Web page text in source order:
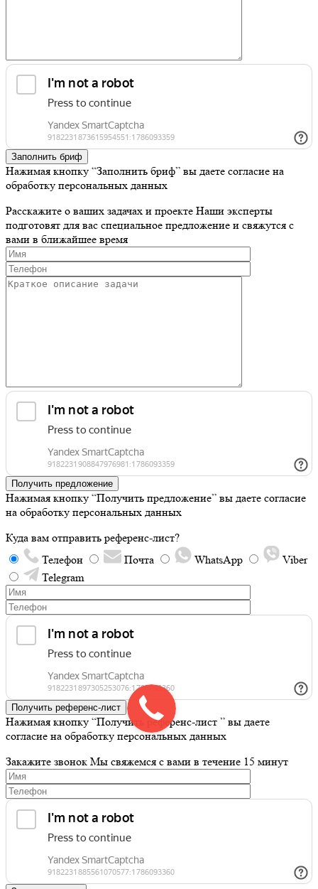
Заполнить бриф
Нажимая кнопку “Заполнить бриф” вы даете согласие на
обработку персональных данных
Расскажите о ваших задачах и проекте Наши эксперты
подготовят для вас специальное предложение и свяжутся с
вами в ближайшее время
Получить предложение
Нажимая кнопку “Получить предложение” вы даете согласие
на обработку персональных данных
Куда вам отправить референс-лист?
Телефон
Почта WhatsApp
Viber
Telegram
Получить референс-лист
Нажимая кнопку “Получить референс-лист ” вы даете
согласие на обработку персональных данных
Закажите звонок Мы свяжемся с вами в течение 15 минут